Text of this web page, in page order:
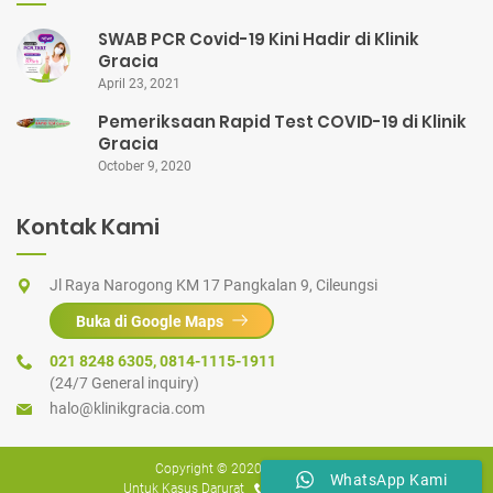
SWAB PCR Covid-19 Kini Hadir di Klinik
Gracia
April 23, 2021
Pemeriksaan Rapid Test COVID-19 di Klinik
Gracia
October 9, 2020
Kontak Kami
Jl Raya Narogong KM 17 Pangkalan 9, Cileungsi
Buka di Google Maps
021 8248 6305,0814-1115-1911
(24/7 General inquiry)
halo@klinikgracia.com
Copyright © 2020
Klinik Gracia
Untuk Kasus Darurat
021-8248-6305WhatsApp Kami